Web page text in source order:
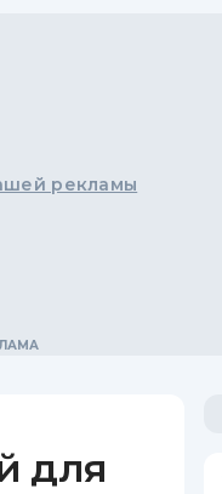
рекламы
для